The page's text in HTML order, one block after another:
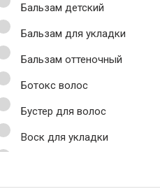
Бальзам детский
Бальзам для укладки
Бальзам оттеночный
Ботокс волос
Бустер для волос
Воск для укладки
Гель для душа